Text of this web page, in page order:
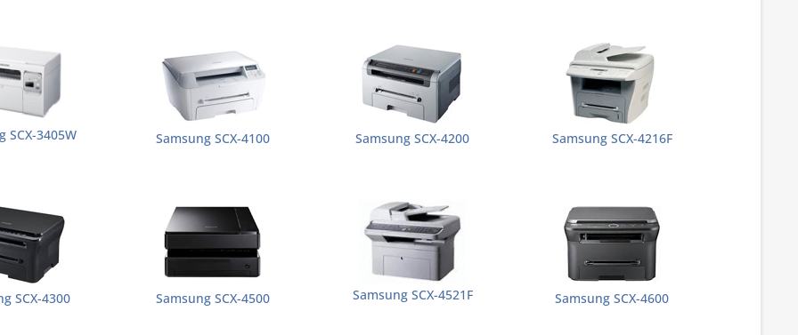
SCX-3405W Samsung SCX-4100 Samsung SCX-4200 Samsung SCX-4216F
SCX-4300 Samsung SCX-4500 Samsung SCX-4521F Samsung SCX-4600